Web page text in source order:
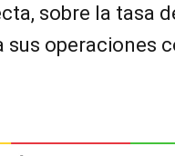
sobre la tasa
sus operaciones